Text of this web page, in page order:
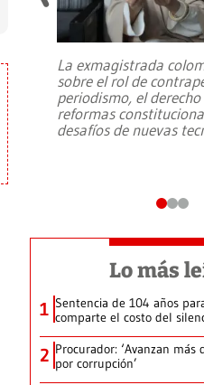
La exmagistrada
sobre el rol de
periodismo, el
reformas
desafíos de nuevas
Lo más
1 Sentencia de 104 años
comparte el costo del
2 Procurador: ‘Avanzan más
por corrupción’